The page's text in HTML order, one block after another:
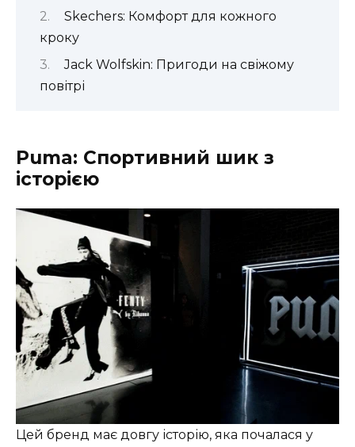
Skechers: Комфорт для кожного
кроку
Jack Wolfskin: Пригоди на свіжому
повітрі
Puma: Спортивний шик з
історією
Цей бренд має довгу історію, яка почалася у